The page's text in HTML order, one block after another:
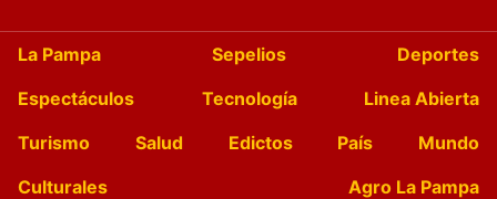
La Pampa Sepelios
Deportes
Espectáculos
Tecnología
Linea Abierta
Turismo
Salud Edictos País
Mundo
Culturales
Agro La Pampa